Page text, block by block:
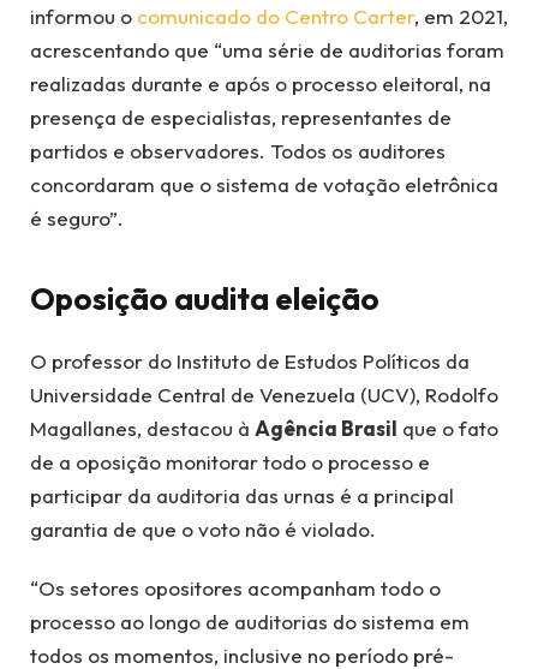
informou o comunicado do Centro Carter, em 2021,
acrescentando que “uma série de auditorias foram
realizadas durante e após o processo eleitoral, na
presença de especialistas, representantes de
partidos e observadores. Todos os auditores
concordaram que o sistema de votação eletrônica
é seguro”.
Oposição audita eleição
O professor do Instituto de Estudos Políticos da
Universidade Central de Venezuela (UCV), Rodolfo
Magallanes, destacou à Agência Brasil que o fato
de a oposição monitorar todo o processo e
participar da auditoria das urnas é a principal
garantia de que o voto não é violado.
“Os setores opositores acompanham todo o
processo ao longo de auditorias do sistema em
todos os momentos, inclusive no período pré-